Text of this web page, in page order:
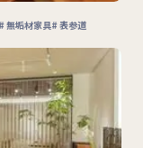
無垢材家具 表参道